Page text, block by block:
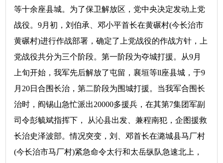
等十余座县城。为了保卫解放区，党中央决定发动上党
战役。9月初，刘伯承、邓小平首长在黄碾村(今长治市
黄碾村)进行作战部署，确定了上党战役的作战方针，上
党战役共分为三个阶段。第一阶段为夺城打援。从9月
上旬开始，我军先后解放了屯留，襄垣等ll座县城，于9
月20日合围长治，第二阶段为围城打援。当我军合围长
治时，阎锡山急忙派出20000多援兵，在其第7集团军副
司令彭毓斌指挥下， 从沁县出发、兼程南犯，企图援救
长治史泽波部。情况突变，刘、邓首长在潞城县马厂村
(今长治市马厂村)紧急命令太行和太岳纵队急速北上，